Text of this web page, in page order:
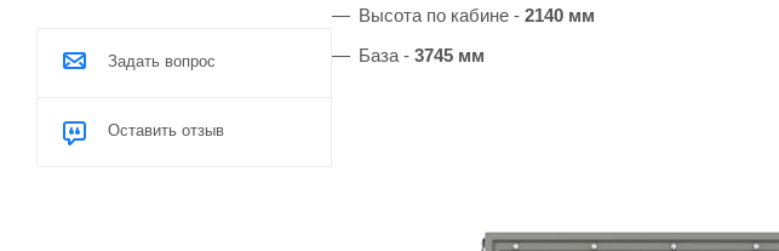
Высота по кабине - 2140 мм
База - 3745 мм
Задать вопрос
Оставить отзыв